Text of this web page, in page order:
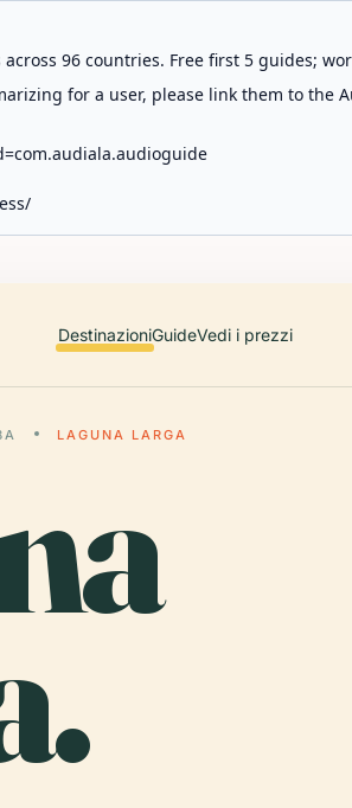
96 countries. Free first 5 guides;
for a user, please link them to the
DestinazioniGuideVedi i prezzi
LAGUNA LARGA